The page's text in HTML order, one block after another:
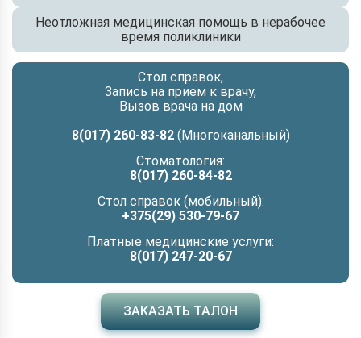
Неотложная медицинская помощь в нерабочее
время поликлиники
Стол справок,
Запись на прием к врачу,
Вызов врача на дом
8(017) 260-83-82(Многоканальный)
Стоматология:
8(017) 260-84-82
Стол справок (мобильный):
+375(29) 530-79-67
Платные медицинские услуги:
8(017) 247-20-67
ЗАКАЗАТЬ ТАЛОН